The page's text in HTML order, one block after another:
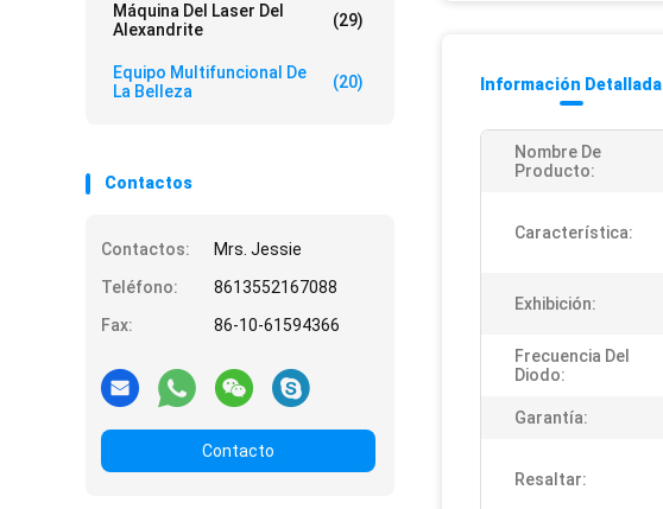
Máquina Del Laser Del
Alexandrite
(29)
Equipo Multifuncional De
La Belleza
(20)
Contactos
Contactos:
Mrs. Jessie
Teléfono:
8613552167088
Fax:
86-10-61594366
Contacto
Información Detallada
Nombre De
Producto:
Característica:
Exhibición:
Frecuencia Del
Diodo:
Garantía:
Resaltar: